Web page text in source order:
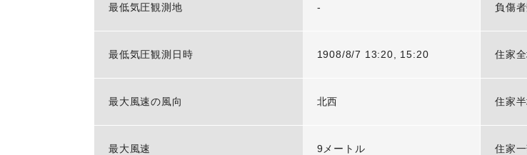
最低気圧観測地 -
最低気圧観測日時 1908/8/7 13:20, 15:20
最大風速の風向 北西
最大風速 9メートル
負傷
住家
住家
住家